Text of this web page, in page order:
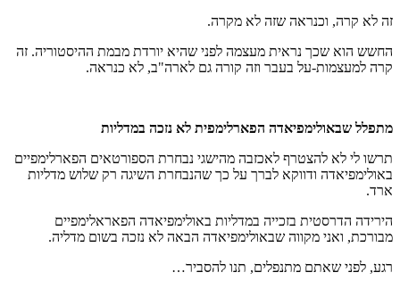
זה לא קרה, וכנראה שזה לא מקרה.
החשש הוא שכך נראית מעצמה לפני שהיא יורדת מבמת ההיסטוריה. זה
קרה למעצמות-על בעבר וזה קורה גם לארה"ב, לא כנראה.
מתפלל שבאולימפיאדה הפארלימפית לא נזכה במדליות
תרשו לי לא להצטרף לאכזבה מהישגי נבחרת הספורטאים הפארלימפיים
באולימפיאדה ודווקא לברך על כך שהנבחרת השיגה רק שלוש מדליות
ארד.
הירידה הדרסטית בזכייה במדליות באולימפיאדה הפאראלימפיים
מבורכת, ואני מקווה שבאולימפיאדה הבאה לא נזכה בשום מדליה.
רגע, לפני שאתם מתנפלים, תנו להסביר…